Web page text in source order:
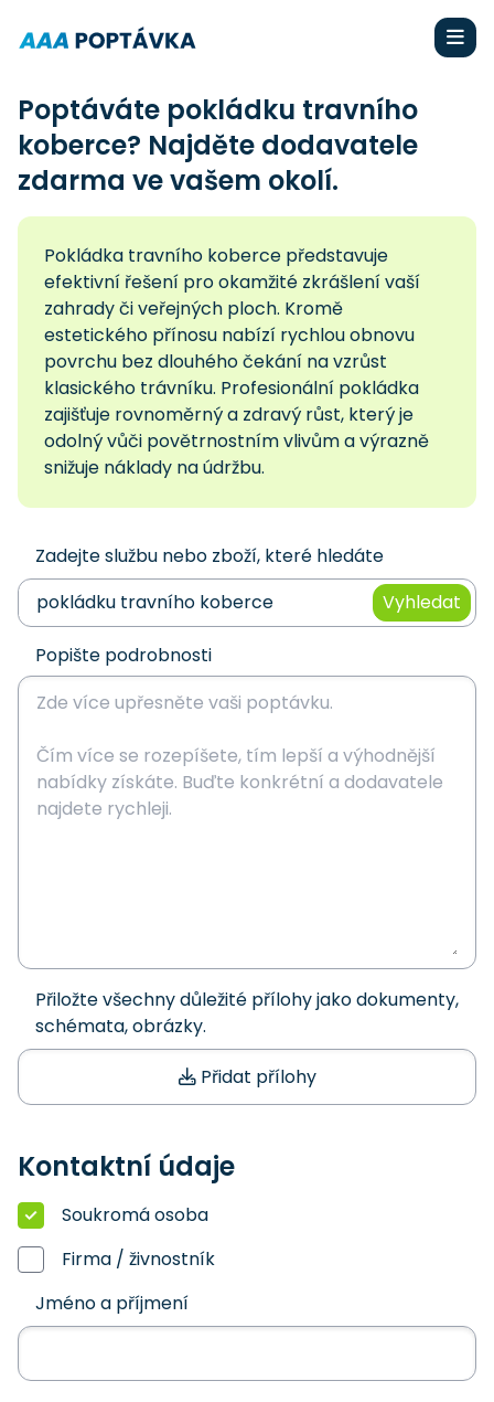
Poptáváte pokládku travního
koberce? Najděte dodavatele
zdarma ve vašem okolí.
Pokládka travního koberce představuje
efektivní řešení pro okamžité zkrášlení vaší
zahrady či veřejných ploch. Kromě
estetického přínosu nabízí rychlou obnovu
povrchu bez dlouhého čekání na vzrůst
klasického trávníku. Profesionální pokládka
zajišťuje rovnoměrný a zdravý růst, který je
odolný vůči povětrnostním vlivům a výrazně
snižuje náklady na údržbu.
Zadejte službu nebo zboží, které hledáte
Vyhledat
Popište podrobnosti
Přiložte všechny důležité přílohy jako dokumenty,
schémata, obrázky.
Přidat přílohy
Kontaktní údaje
Soukromá osoba
Firma / živnostník
Jméno a příjmení